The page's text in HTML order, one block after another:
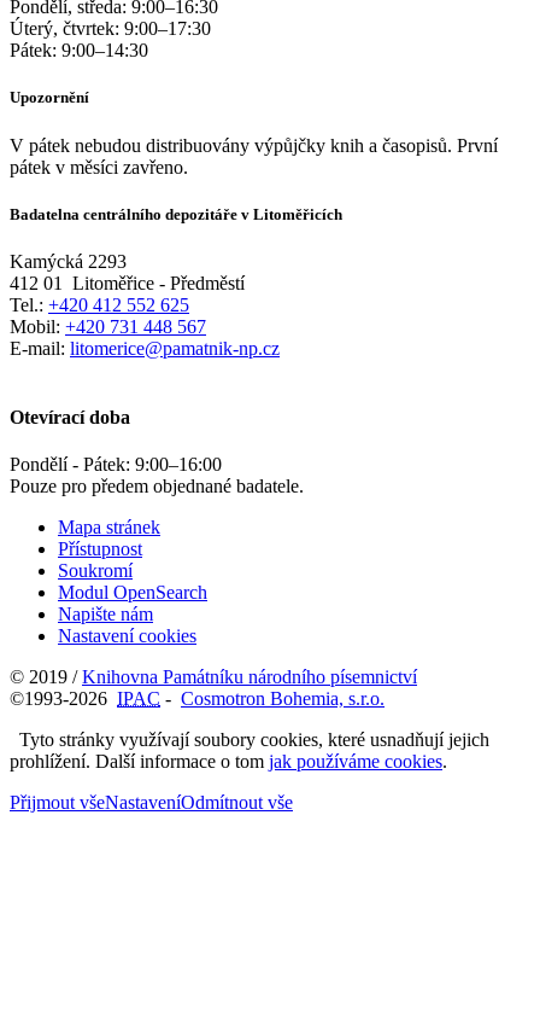
Pondělí, středa: 9:00–16:30
Úterý, čtvrtek: 9:00–17:30
Pátek: 9:00–14:30
Upozornění
V pátek nebudou distribuovány výpůjčky knih a časopisů. První
pátek v měsíci zavřeno.
Badatelna centrálního depozitáře v Litoměřicích
Kamýcká 2293
412 01
Litoměřice - Předměstí
Tel.: +420 412 552 625
Mobil: +420 731 448 567
E-mail: litomerice@pamatnik-np.cz
Otevírací doba
Pondělí - Pátek: 9:00–16:00
Pouze pro předem objednané badatele.
Mapa stránek
Přístupnost
Soukromí
Modul OpenSearch
Napište nám
Nastavení cookies
© 2019 /Knihovna Památníku národního písemnictví
©1993-2026 IPAC - Cosmotron Bohemia, s.r.o.
Tyto stránky využívají soubory cookies, které usnadňují jejich
prohlížení. Další informace o tom jak používáme cookies.
Přijmout všeNastaveníOdmítnout vše